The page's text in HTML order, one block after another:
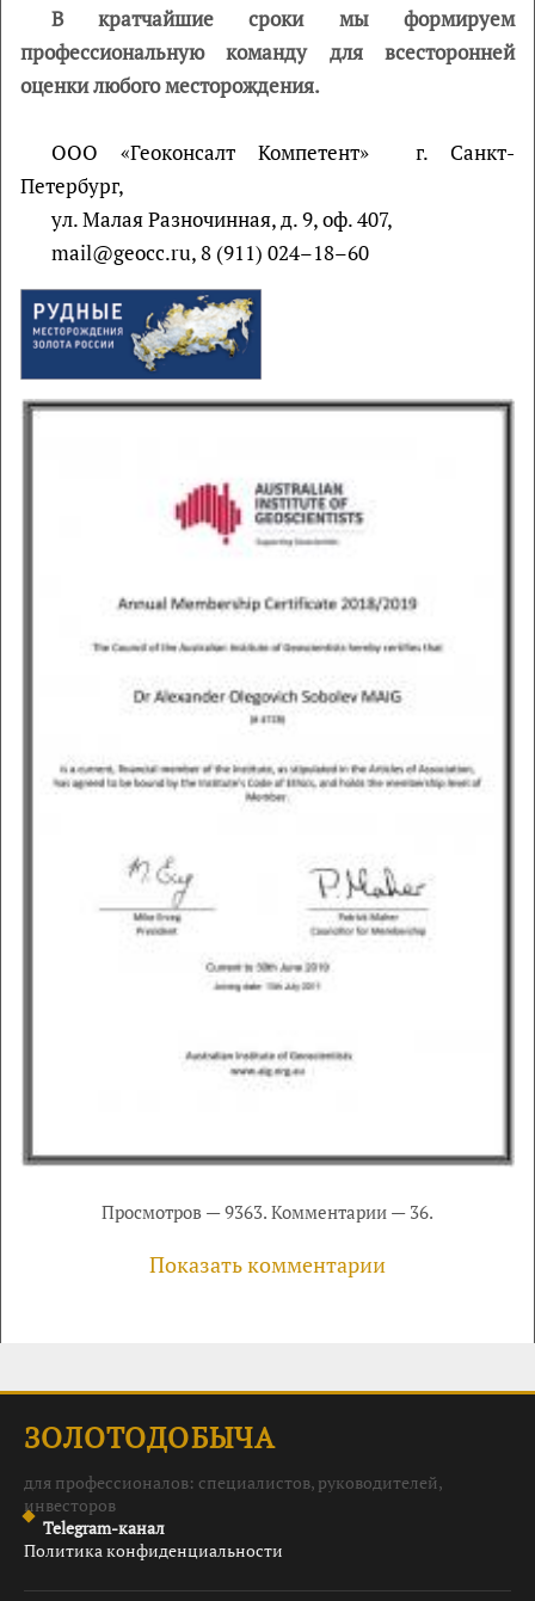
В кратчайшие сроки мы формируем
профессиональную команду для всесторонней
оценки любого месторождения.
ООО «Геоконсалт Компетент» г. Санкт-
Петербург,
ул. Малая Разночинная, д. 9, оф. 407,
mail@geocc.ru, 8 (911) 024–18–60
Просмотров — 9363. Комментарии — 36.
Показать комментарии
ЗОЛОТОДОБЫЧА
для профессионалов: специалистов, руководителей,
инвесторов
Telegram-канал
Политика конфиденциальности